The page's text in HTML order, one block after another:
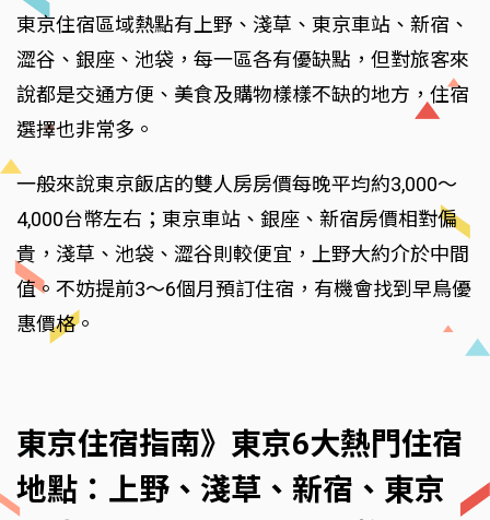
東京住宿區域熱點有上野、淺草、東京車站、新宿、
澀谷、銀座、池袋，每一區各有優缺點，但對旅客來
說都是交通方便、美食及購物樣樣不缺的地方，住宿
選擇也非常多。
一般來說東京飯店的雙人房房價每晚平均約3,000～
4,000台幣左右；東京車站、銀座、新宿房價相對偏
貴，淺草、池袋、澀谷則較便宜，上野大約介於中間
值。不妨提前3～6個月預訂住宿，有機會找到早鳥優
惠價格。
東京住宿指南》東京6大熱門住宿
地點：上野、淺草、新宿、東京